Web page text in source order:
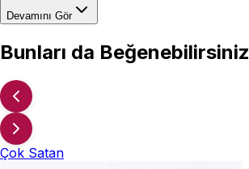
Devamını Gör
Bunları da Beğenebilirsiniz
Çok Satan